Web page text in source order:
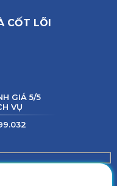
CỐT LÕI
GIÁ 5/5
VỤ